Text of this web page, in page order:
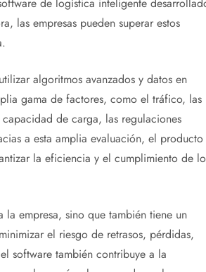
de logística inteligente
las empresas pueden superar estos
algoritmos avanzados y datos en
gama de factores, como el tráfico, las
de carga, las regulaciones
a esta amplia evaluación, el producto
la eficiencia y el cumplimiento de
empresa, sino que también tiene un
el riesgo de retrasos, pérdidas,
software también contribuye a la